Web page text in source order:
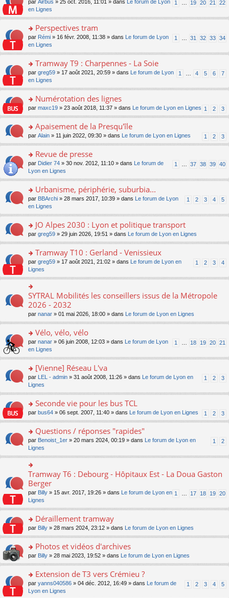
c
e
nt
u
c
e
nt
o
n
lu
le
u
c
e
nt
a
n
o
n
lu
le
u
c
e
nt
le
m
e
s
s
a
n
o
n
lu
le
u
ré
c
e
o
n
s
er
le
m
e
s
s
a
n
o
n
lu
pl
s
ré
e
1 19 20 21 22
par Airbus » 25 oct. 2016, 11:01 » dans
Le forum de Lyon
en Lignes
o
n
s
er
le
m
e
s
s
e
n
o
n
le
pl
s
ré
c
e
Perspectives tram
1 31 32 33 34
par Rémi » 16 févr. 2008, 11:38 » dans
Le forum de Lyon
en Lignes
o
n
s
er
le
m
e
s
g
e
n
o
n
le
s
ré
c
nt
Tramway T9 : Charpennes - La Soie
1 4 5 6 7
par greg59 » 17 août 2021, 20:59 » dans
Le forum de Lyon
en Lignes
o
n
ult
er
le
m
e
s
g
e
n
o
n
le
u
s
ré
c
e
nt
Numérotation des lignes
1 2 3
par maxc19 » 23 août 2018, 11:37 » dans Le forum de Lyon en Lignes
o
n
ult
er
le
m
e
s
s
e
n
o
n
le
s
ré
c
e
Apaisement de la Presqu'île
1 2 3
par Alain » 11 juin 2022, 09:30 » dans Le forum de Lyon en Lignes
o
s
er
le
m
e
s
s
e
n
o
n
lu
le
pl
u
s
ré
c
e
nt
Revue de presse
1 37 38 39 40
par Didier 74 » 30 nov. 2012, 11:10 » dans
Le forum de
Lyon en Lignes
o
n
s
er
le
m
e
s
s
g
n
o
n
lu
pl
u
s
ré
c
e
nt
Urbanisme, périphérie, suburbia...
1 2 3 4 5
par BBArchi » 28 mars 2017, 10:39 » dans
Le forum de Lyon
en Lignes
o
n
ult
er
le
m
e
s
s
g
n
o
n
lu
pl
u
s
ré
c
e
JO Alpes 2030 : Lyon et politique transport
par greg59 » 29 juin 2026, 19:51 » dans Le forum de Lyon en Lignes
o
s
ult
er
le
m
e
s
s
g
o
n
lu
le
u
s
ré
c
e
nt
Tramway T10 : Gerland - Venissieux
1 2 3 4
par greg59 » 17 août 2021, 21:02 » dans
Le forum de Lyon en
Lignes
o
n
ult
er
le
m
e
s
a
g
e
n
o
n
pl
u
s
ré
c
e
nt
SYTRAL Mobilités les conseillers issus de la Métropole
2026 - 2032
par nanar » 01 mai 2026, 18:00 » dans Le forum de Lyon en Lignes
o
n
s
er
le
m
e
s
s
e
n
o
n
lu
le
pl
u
s
ré
c
e
nt
Vélo, vélo, vélo
1 18 19 20 21
par nanar » 06 juin 2008, 12:03 » dans
Le forum de Lyon
en Lignes
o
s
er
le
m
e
s
s
g
n
o
n
lu
le
u
s
ré
c
e
[Vienne] Réseau L'va
1 2 3
par LEL - admin » 31 août 2008, 11:26 » dans
Le forum de Lyon en
Lignes
o
n
ult
er
le
m
e
s
g
o
n
lu
pl
u
s
ré
c
e
Seconde vie pour les bus TCL
1 2 3
par bus64 » 06 sept. 2007, 11:40 » dans Le forum de Lyon en Lignes
o
s
ult
er
le
m
e
s
s
a
e
o
n
lu
pl
u
s
Questions / réponses "rapides"
1 2
par Benoist_1er » 20 mars 2024, 00:19 » dans
Le forum de Lyon en
Lignes
o
n
ult
er
le
m
e
s
a
g
e
n
o
n
Tramway T6 : Debourg - Hôpitaux Est - La Doua Gaston
Berger
1 17 18 19 20
par Billy » 15 avr. 2017, 19:26 » dans
Le forum de Lyon en
Lignes
o
n
ult
er
le
m
e
s
Déraillement tramway
par Billy » 28 mars 2024, 23:12 » dans Le forum de Lyon en Lignes
o
n
ult
er
le
Photos et vidéos d'archives
par Billy » 28 mai 2023, 19:52 » dans Le forum de Lyon en Lignes
o
Extension de T3 vers Crémieu ?
1 2 3 4 5
par yanns040586 » 04 déc. 2012, 16:49 » dans
Le forum de
Lyon en Lignes